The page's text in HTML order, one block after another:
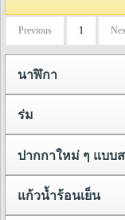
Previous 1
นาฬิกา
ร่ม
ปากกาใหม่ ๆ แบบ
แก้วน้ำร้อนเย็น